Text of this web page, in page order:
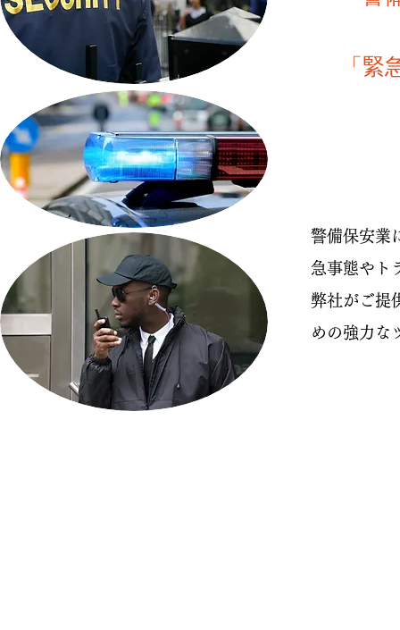
「
警備保安業
急事態やト
弊社がご提
めの強力な